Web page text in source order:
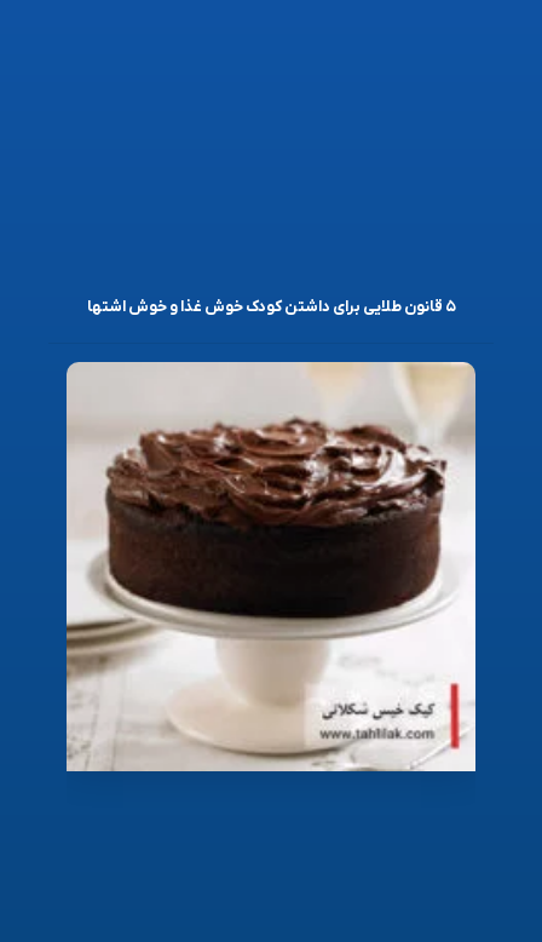
۵ قانون طلایی برای داشتن کودک خوش غذا و خوش اشتها